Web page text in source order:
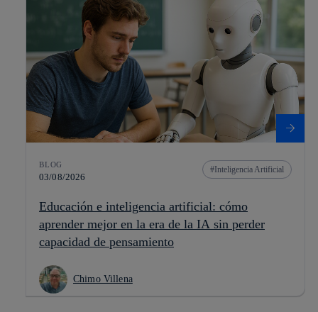
BLOG
03/08/2026
Inteligencia Artificial
Educación e inteligencia artificial: cómo
aprender mejor en la era de la IA sin perder
capacidad de pensamiento
Chimo Villena